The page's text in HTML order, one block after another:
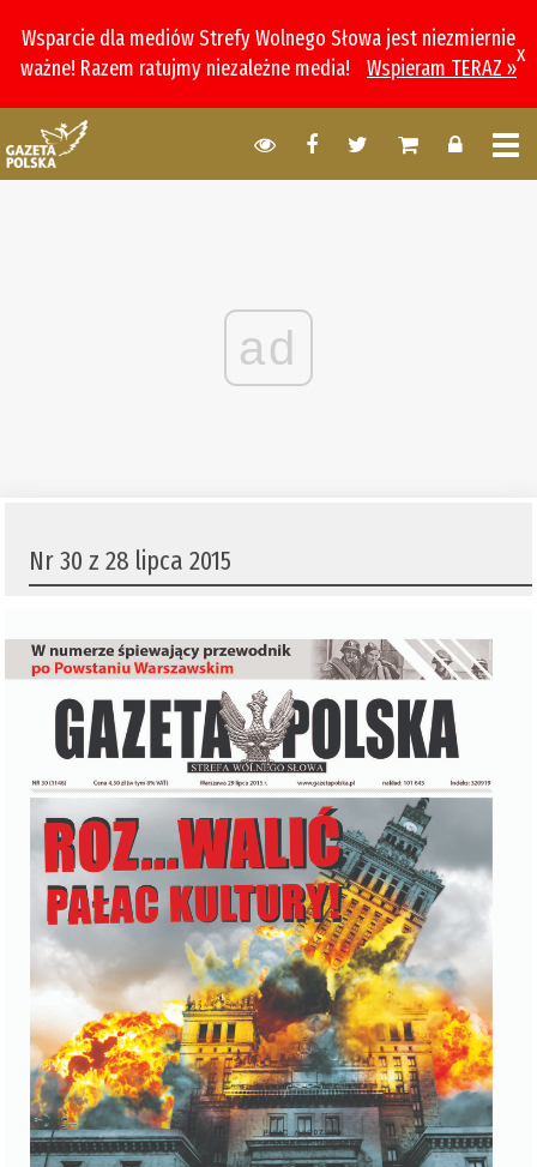
Wsparcie dla mediów Strefy Wolnego Słowa jest niezmiernie
ważne! Razem ratujmy niezależne media!
Wspieram TERAZ »
x
ad
Nr 30 z 28 lipca 2015